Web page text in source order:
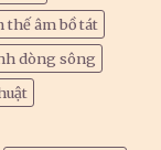
thế âm bồ tát
dòng sông